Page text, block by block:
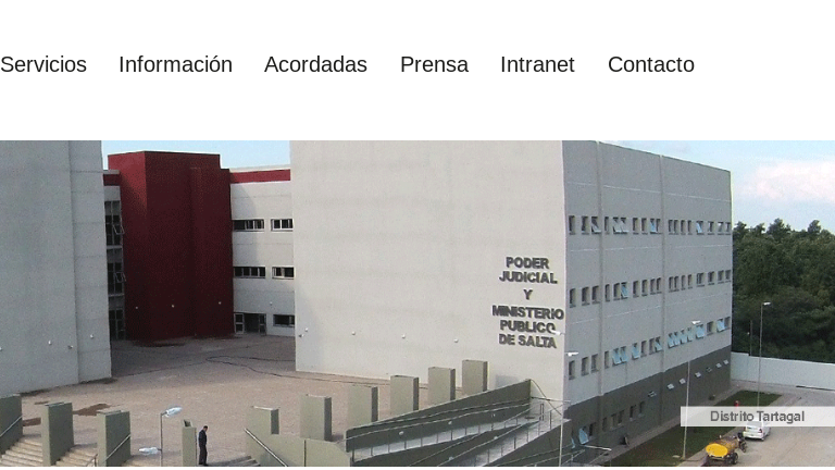
Servicios Información Acordadas Prensa Intranet Contacto